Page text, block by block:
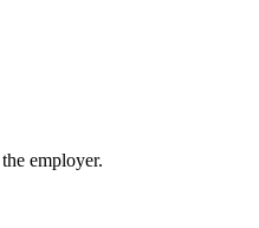
employer.